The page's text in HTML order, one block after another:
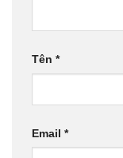
Tên *
Email *